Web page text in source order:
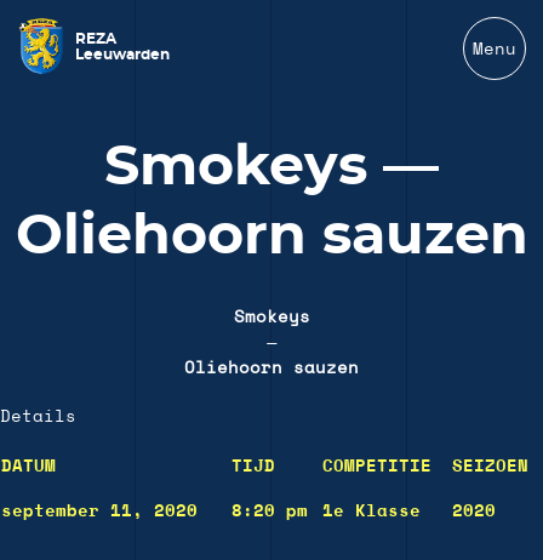
REZA
Leeuwarden
Menu
Smokeys —
Oliehoorn sauzen
Smokeys
—
Oliehoorn sauzen
Details
DATUM TIJD COMPETITIE SEIZOEN
september 11, 2020 8:20 pm 1e Klasse 2020